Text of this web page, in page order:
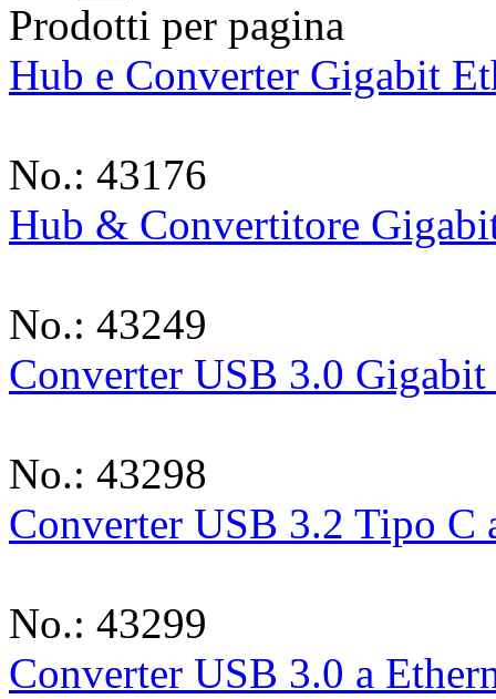
Prodotti per pagina
Hub e Converter Gigabit
No.: 43176
Hub & Convertitore
No.: 43249
Converter USB 3.0 Gigabit
No.: 43298
Converter USB 3.2 Tipo C
No.: 43299
Converter USB 3.0 a